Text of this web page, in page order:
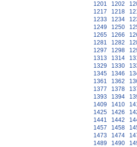
1201
1202
1217
1218
1233
1234
1249
1250
1265
1266
1281
1282
1297
1298
1313
1314
1329
1330
1345
1346
1361
1362
1377
1378
1393
1394
1409
1410
1425
1426
1441
1442
1457
1458
1473
1474
1489
1490